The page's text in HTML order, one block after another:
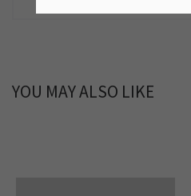
YOU MAY ALSO LIKE